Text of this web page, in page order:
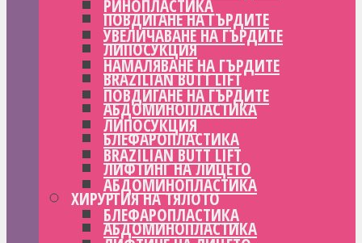
ПОВДИГАНЕ НА ГЪРДИТЕ
ЛИПОСУКЦИЯ
BRAZILIAN BUTT LIFT
АБДОМИНОПЛАСТИКА
БЛЕФАРОПЛАСТИКА
ЛИФТИНГ НА ЛИЦЕТО
ХИРУРГИЯ НА ТЯЛОТО
АБДОМИНОПЛАСТИКА
РИНОПЛАСТИКА
УВЕЛИЧАВАНЕ НА ГЪРДИТЕ
НАМАЛЯВАНЕ НА ГЪРДИТЕ
ПОВДИГАНЕ НА ГЪРДИТЕ
ЛИПОСУКЦИЯ
BRAZILIAN BUTT LIFT
АБДОМИНОПЛАСТИКА
БЛЕФАРОПЛАСТИКА